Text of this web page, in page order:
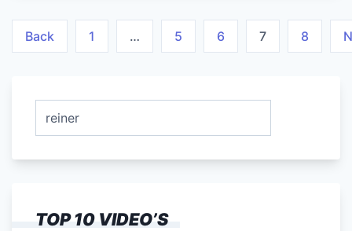
Berichten
Back 1 … 5 6 7 8
TOP 10 VIDEO’S